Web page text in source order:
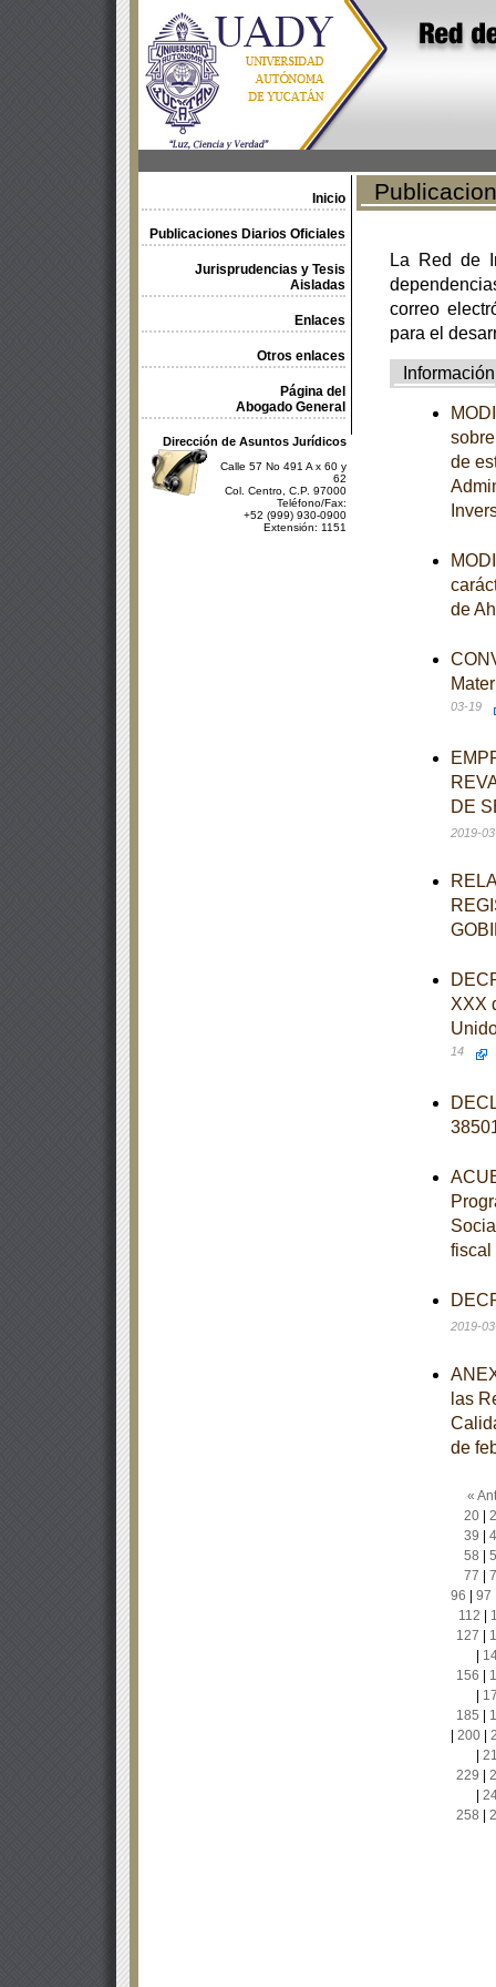
Inicio
Publicaciones Diarios Oficiales
Jurisprudencias y Tesis
Aisladas
Enlaces
Otros enlaces
Página del
Abogado General
Dirección de Asuntos Jurídicos
Calle 57 No 491 A x 60 y
62
Col. Centro, C.P. 97000
Teléfono/Fax:
+52 (999) 930-0900
Extensión: 1151
La Red de
correo
para el
Información
de
de
03-19
DE
2019-
XXX
14
2019-
las
de
«
20|
39
58
77
96
97
112
127
156
185
200|
229
258